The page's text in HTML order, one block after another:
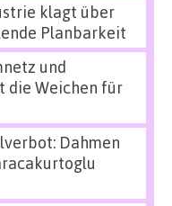
klagt über
Planbarkeit
und
die Weichen für
Dahmen